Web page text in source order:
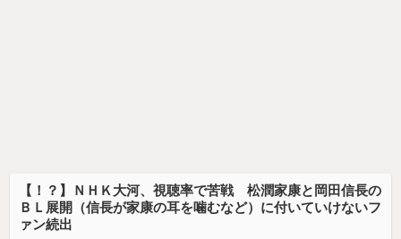
【！？】ＮＨＫ大河、視聴率で苦戦 松潤家康と岡田信長の
ＢＬ展開（信長が家康の耳を噛むなど）に付いていけないフ
ァン続出